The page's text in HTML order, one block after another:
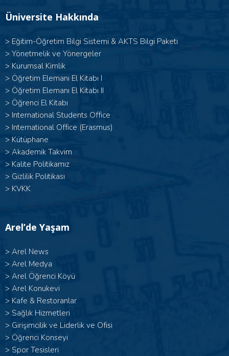
Üniversite Hakkında
> Eğitim-Öğretim Bilgi Sistemi & AKTS Bilgi Paketi
> Yönetmelik ve Yönergeler
> Kurumsal Kimlik
> Öğretim Elemanı El Kitabı I
> Öğretim Elemanı El Kitabı II
> Öğrenci El Kitabı
> International Students Office
> International Office (Erasmus)
> Kütüphane
> Akademik Takvim
> Kalite Politikamız
> Gizlilik Politikası
> KVKK
Arel’de Yaşam
> Arel News
> Arel Medya
> Arel Öğrenci Köyü
> Arel Konukevi
> Kafe & Restoranlar
> Sağlık Hizmetleri
> Girişimcilik ve Liderlik ve Ofisi
> Öğrenci Konseyi
> Spor Tesisleri